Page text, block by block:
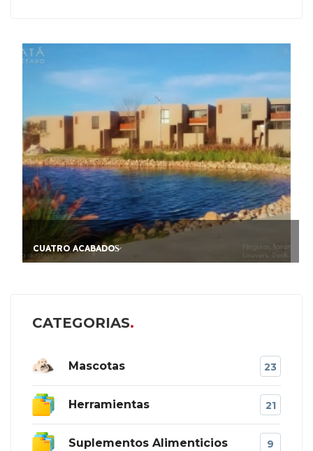
FIADOR AVAL PARA
CATEGORIAS
Mascotas 23
Herramientas 21
Suplementos Alimenticios 9